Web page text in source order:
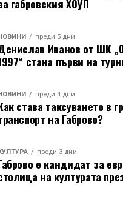
габровския ХОУП
преди 5 дни
Иванов от ШК
стана първи на
преди 4 дни
става таксуването в
на Габрово?
преди 3 дни
е кандидат за
на културата